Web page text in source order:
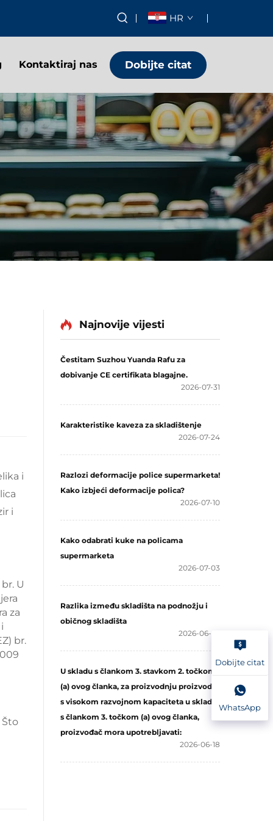
HR
Kontaktiraj nas Dobijte citat
i
i
U
za
br.
Najnovije vijesti
Čestitam Suzhou Yuanda Rafu za
dobivanje CE certifikata blagajne.
2026-07-31
Karakteristike kaveza za skladištenje
2026-07-24
Razlozi deformacije police supermarketa!
Kako izbjeći deformacije polica?
2026-07-10
Kako odabrati kuke na policama
supermarketa
2026-07-03
Razlika između skladišta na podnožju i
običnog skladišta
2026-06-26
U skladu s člankom 3. stavkom 2. točkom
(a) ovog članka, za proizvodnju proizvoda
s visokom razvojnom kapaciteta u skladu
s člankom 3. točkom (a) ovog članka,
proizvođač mora upotrebljavati:
2026-06-18
Dobijte citat
WhatsApp